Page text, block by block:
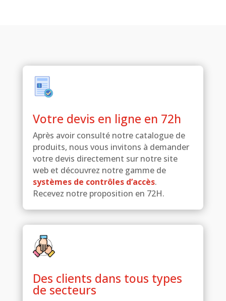
Votre devis en ligne en 72h
Après avoir consulté notre catalogue de
produits, nous vous invitons à demander
votre devis directement sur notre site
web et découvrez notre gamme de
systèmes de contrôles d’accès.
Recevez notre proposition en 72H.
Des clients dans tous types
de secteurs